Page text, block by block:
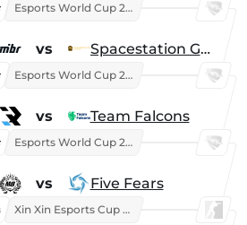
Esports World Cup 2026
vs Spacestation Gaming
Esports World Cup 2026
vs Team Falcons
Esports World Cup 2026
vs Five Fears
Xin Xin Esports Cup 2025